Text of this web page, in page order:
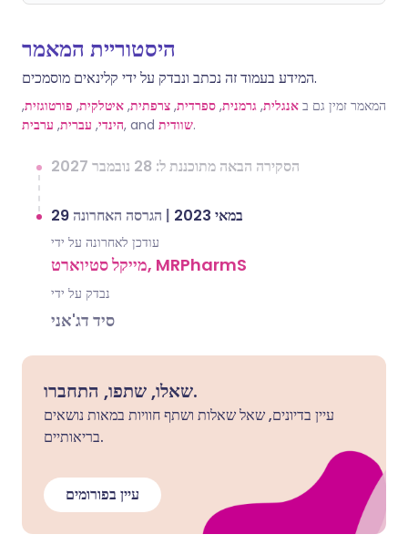
היסטוריית המאמר
המידע בעמוד זה נכתב ונבדק על ידי קלינאים מוסמכים.
המאמר זמין גם ב אנגלית, גרמנית, ספרדית, צרפתית, איטלקית, פורטוגזית,
הינדי, עברית, ערבית , and שוודית.
הסקירה הבאה מתוכננת ל: 28 נובמבר 2027
29 במאי 2023 | הגרסה האחרונה
עודכן לאחרונה על ידי
מייקל סטיוארט, MRPharmS
נבדק על ידי
סיד דג'אני
שאלו, שתפו, התחברו.
עיין בדיונים, שאל שאלות ושתף חוויות במאות נושאים
בריאותיים.
עיין בפורומים